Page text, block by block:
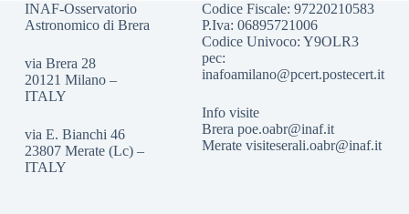
INAF-Osservatorio
Astronomico di Brera
via Brera 28
20121 Milano –
ITALY
via E. Bianchi 46
23807 Merate (Lc) –
ITALY
Codice Fiscale: 97220210583
P.Iva: 06895721006
Codice Univoco: Y9OLR3
pec:
inafoamilano@pcert.postecert.it
Info visite
Brerapoe.oabr@inaf.it
Meratevisiteserali.oabr@inaf.it